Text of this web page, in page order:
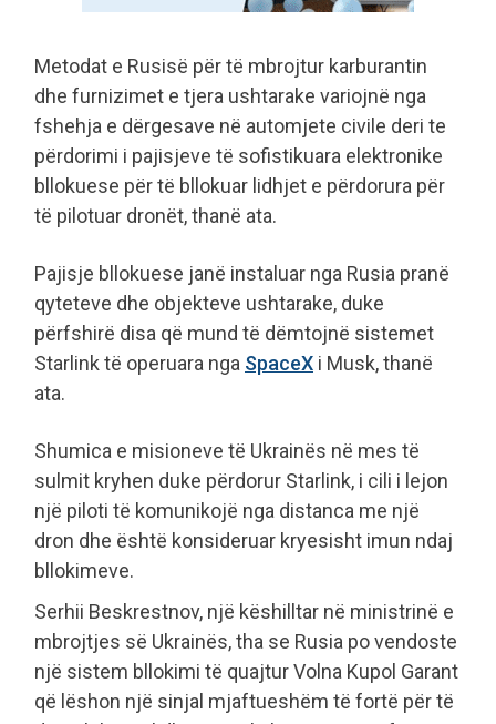
Metodat e Rusisë për të mbrojtur karburantin
dhe furnizimet e tjera ushtarake variojnë nga
fshehja e dërgesave në automjete civile deri te
përdorimi i pajisjeve të sofistikuara elektronike
bllokuese për të bllokuar lidhjet e përdorura për
të pilotuar dronët, thanë ata.
Pajisje bllokuese janë instaluar nga Rusia pranë
qyteteve dhe objekteve ushtarake, duke
përfshirë disa që mund të dëmtojnë sistemet
Starlink të operuara nga SpaceX i Musk, thanë
ata.
Shumica e misioneve të Ukrainës në mes të
sulmit kryhen duke përdorur Starlink, i cili i lejon
një piloti të komunikojë nga distanca me një
dron dhe është konsideruar kryesisht imun ndaj
bllokimeve.
Serhii Beskrestnov, një këshilltar në ministrinë e
mbrojtjes së Ukrainës, tha se Rusia po vendoste
një sistem bllokimi të quajtur Volna Kupol Garant
që lëshon një sinjal mjaftueshëm të fortë për të